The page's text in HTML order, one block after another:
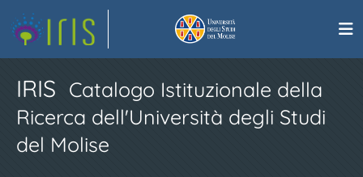
IRIS Catalogo Istituzionale della
Ricerca dell'Università degli Studi
del Molise